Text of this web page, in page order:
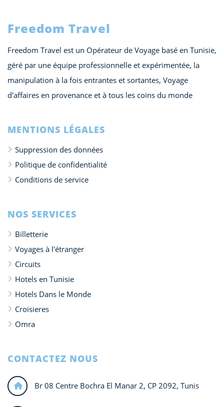
Freedom Travel
Freedom Travel est un Opérateur de Voyage basé en Tunisie,
géré par une équipe professionnelle et expérimentée, la
manipulation à la fois entrantes et sortantes, Voyage
d'affaires en provenance et à tous les coins du monde
MENTIONS LÉGALES
Suppression des données
Politique de confidentialité
Conditions de service
NOS SERVICES
Billetterie
Voyages à l'étranger
Circuits
Hotels en Tunisie
Hotels Dans le Monde
Croisieres
Omra
CONTACTEZ NOUS
Br 08 Centre Bochra El Manar 2, CP 2092, Tunis